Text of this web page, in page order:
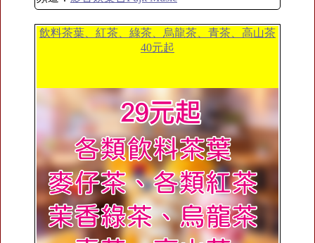
飲料茶葉、紅茶、綠茶、烏龍茶、青茶、高山茶
40元起